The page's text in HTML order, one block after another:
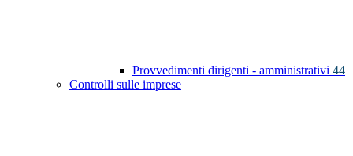
Provvedimenti dirigenti - amministrativi 44
Controlli sulle imprese